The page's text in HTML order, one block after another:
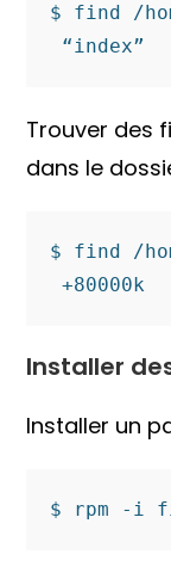
$ find /
“index”
Trouver des
dans le
$ find /
+80000k
Installer
Installer un
$ rpm -i